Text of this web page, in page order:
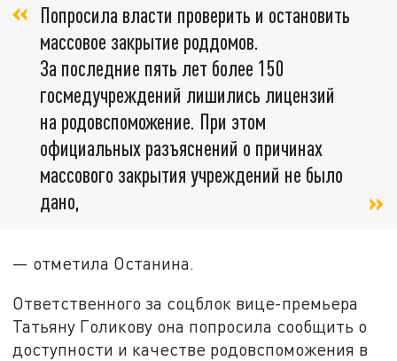
Попросила власти проверить и остановить
массовое закрытие роддомов.
За последние пять лет более 150
госмедучреждений лишились лицензий
на родовспоможение. При этом
официальных разъяснений о причинах
массового закрытия учреждений не было
дано,
— отметила Останина.
Ответственного за соцблок вице-премьера
Татьяну Голикову она попросила сообщить о
доступности и качестве родовспоможения в